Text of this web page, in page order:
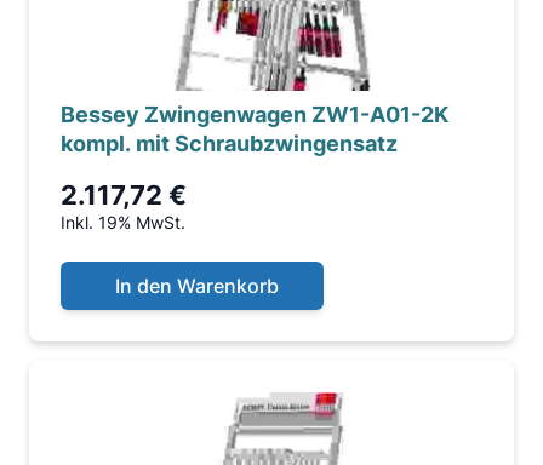
Bessey Zwingenwagen ZW1-A01-2K
kompl. mit Schraubzwingensatz
2.117,72 €
Inkl. 19% MwSt.
In den Warenkorb